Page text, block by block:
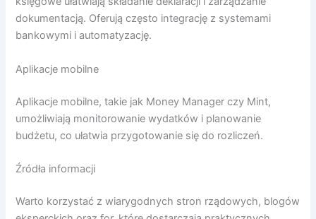
dokumentacją. Oferują często integrację z systemami
bankowymi i automatyzację.
Aplikacje mobilne
Aplikacje mobilne, takie jak Money Manager czy Mint,
umożliwiają monitorowanie wydatków i planowanie
budżetu, co ułatwia przygotowanie się do rozliczeń.
Źródła informacji
Warto korzystać z wiarygodnych stron rządowych, blogów